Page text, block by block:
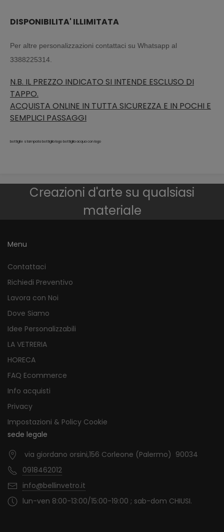
DISPONIBILITA' ILLIMITATA
Per altre personalizzazioni contattaci su Whatsapp al
3388225314.
N.B. IL PREZZO INDICATO SI INTENDE ESCLUSO DI
TAPPO.
ACQUISTA ONLINE IN TUTTA SICUREZZA E IN POCHI E
SEMPLICI PASSAGGI
bottiglie stampata bottiglia logo bottiglia acqua con logo
Creazioni d'arte su qualsiasi
materiale
Menu
Contattaci
Richiedi Preventivo
Lavora con Noi
Dove Siamo
Idee Personalizzabili
LA VETRERIA
HORECA
FAQ Ecommerce
Info acquisti
Privacy
Impostazioni & Policy Cookie
sede legale
via giordano orsini,156 Corleone (Palermo) 90034
0918462012
info@bellinvetro.it
lun-ven 8:00-13:00/15:00-19:00 ; sab-dom CHIUSI.